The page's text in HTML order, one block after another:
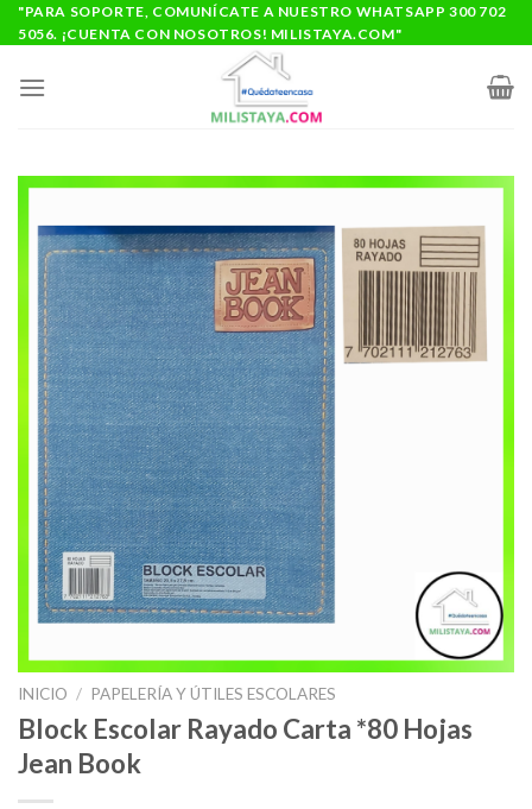
Saltar
al
"PARA SOPORTE, COMUNÍCATE A NUESTRO WHATSAPP 300 702
5056. ¡CUENTA CON NOSOTROS! MILISTAYA.COM"
INICIO / PAPELERÍA Y ÚTILES ESCOLARES
Block Escolar Rayado Carta *80 Hojas
Jean Book